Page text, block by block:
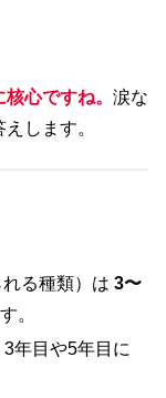
核心ですね。 涙な
します。
れる種類）は3〜
。
年目や5年目に